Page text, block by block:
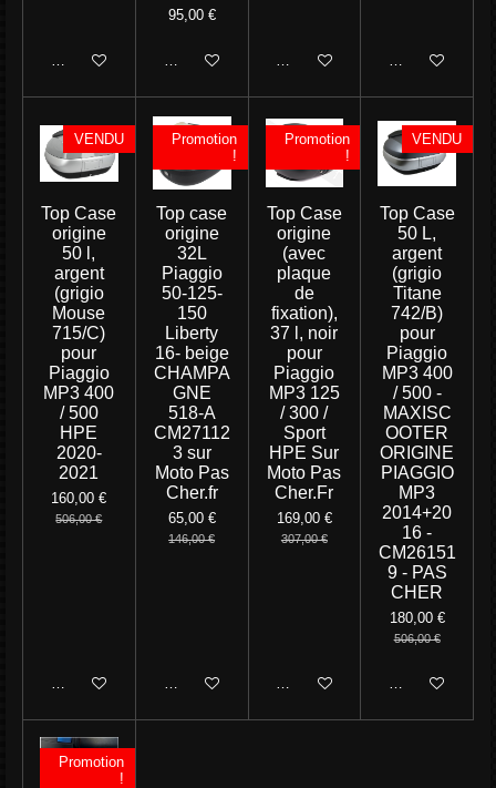
Ajouter au panier
95,00 €
M'avertir si disponibleAjouter au panier Ajouter au
VENDU
Top Case
origine
50 l,
argent
(grigio
Mouse
715/C)
pour
Piaggio
MP3 400
/ 500
HPE
2020-
2021
160,00 €
506,00 €
M'avertir si disponible
Promotion
!
Top case
origine
32L
Piaggio
50-125-
150
Liberty
16- beige
CHAMPA
GNE
518-A
CM27112
3 sur
Moto Pas
Cher.fr
65,00 €
146,00 €
Ajouter au panier
Promotion
!
Top Case
origine
(avec
plaque
de
fixation),
37 l, noir
pour
Piaggio
MP3 125
/ 300 /
Sport
HPE Sur
Moto Pas
Cher.Fr
169,00 €
307,00 €
Ajouter au panier
VENDU
Top Case
50 L,
argent
(grigio
Titane
742/B)
pour
Piaggio
MP3 400
/ 500 -
MAXISC
OOTER
ORIGINE
PIAGGIO
MP3
2014+20
16 -
CM26151
9 - PAS
CHER
180,00 €
506,00 €
M'avertir si
Promotion
!